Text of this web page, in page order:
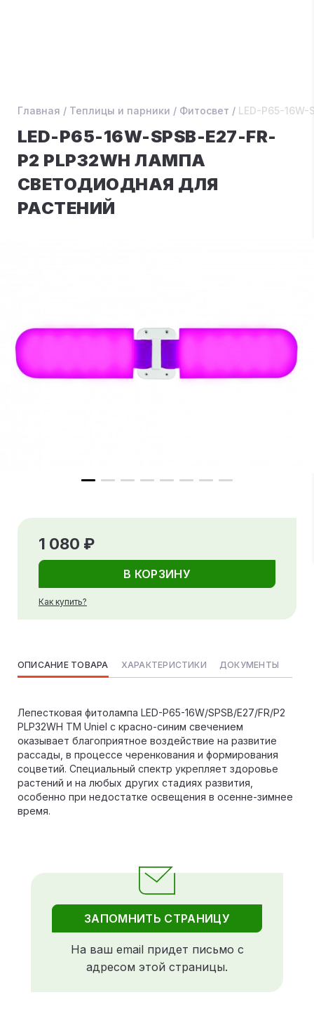
Главная / Теплицы и парники / Фитосвет / LED-P65-
LED-P65-16W-SPSB-E27-FR-
P2 PLP32WH ЛАМПА
СВЕТОДИОДНАЯ ДЛЯ
РАСТЕНИЙ
1 080 ₽
В КОРЗИНУ
Как купить?
ОПИСАНИЕ ТОВАРА ХАРАКТЕРИСТИКИ ДОКУМЕНТЫ
Лепестковая фитолампа LED-P65-16W/SPSB/E27/FR/P2
PLP32WH ТМ Uniel с красно-синим свечением
оказывает благоприятное воздействие на развитие
рассады, в процессе черенкования и формирования
соцветий. Специальный спектр укрепляет здоровье
растений и на любых других стадиях развития,
особенно при недостатке освещения в осенне-зимнее
время.
ЗАПОМНИТЬ СТРАНИЦУ
На ваш email придет письмо с
адресом этой страницы.